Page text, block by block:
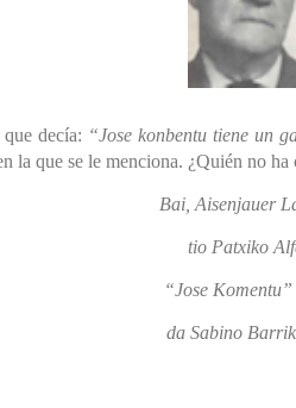
decía: “Jose konbentu tiene un
la que se le menciona. ¿Quién no ha
Bai, Aisenjauer
tio Patxiko
“Jose
da Sabino